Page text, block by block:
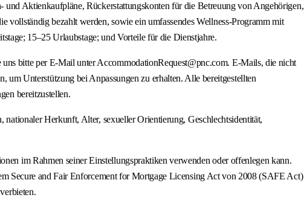
Aktienkaufpläne, Rückerstattungskonten für die Betreuung von Angehörigen,
bezahlt werden, sowie ein umfassendes Wellness-Programm mit
15–25 Urlaubstage; und Vorteile für die Dienstjahre.
bitte per E-Mail unter AccommodationRequest@pnc.com. E-Mails, die nicht
um Unterstützung bei Anpassungen zu erhalten. Alle bereitgestellten
bereitzustellen.
Herkunft, Alter, sexueller Orientierung, Geschlechtsidentität,
im Rahmen seiner Einstellungspraktiken verwenden oder offenlegen kann.
Secure and Fair Enforcement for Mortgage Licensing Act von 2008 (SAFE Act)